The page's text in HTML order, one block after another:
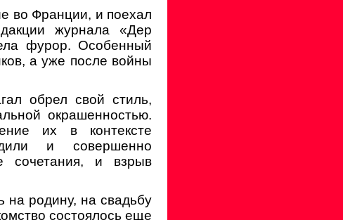
во Франции, и поехал
журнала «Дер
фурор. Особенный
а уже после войны
обрел свой стиль,
окрашенностью.
их в контексте
и совершенно
сочетания, и взрыв
на родину, на свадьбу
состоялось еще